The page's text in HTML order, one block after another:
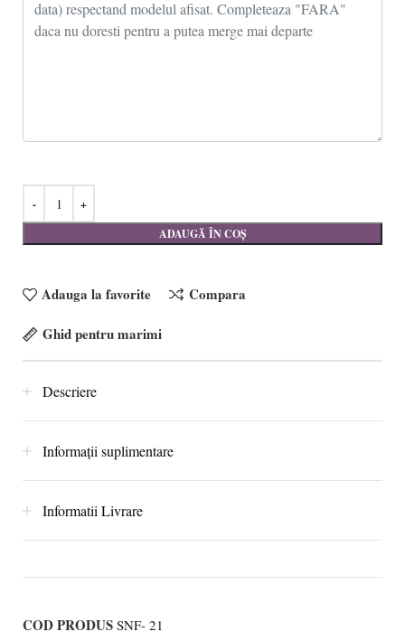
ADAUGĂ ÎN COȘ
Adauga la favorite
Compara
Ghid pentru marimi
Descriere
Informații suplimentare
Informatii Livrare
COD PRODUS SNF- 21